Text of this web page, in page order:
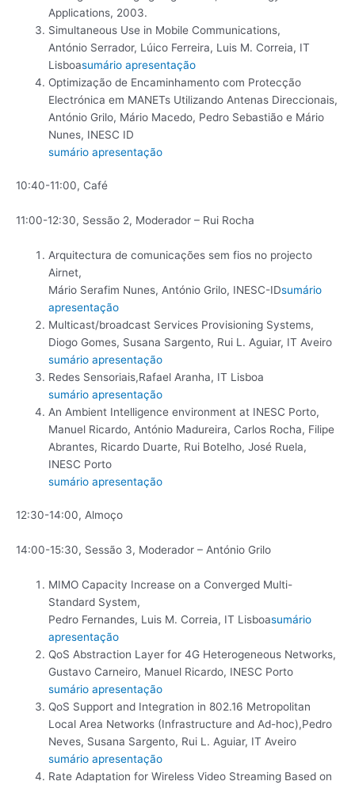
Applications, 2003.
Simultaneous Use in Mobile Communications,
António Serrador, Lúico Ferreira, Luis M. Correia, IT
Lisboasumário apresentação
Optimização de Encaminhamento com Protecção
Electrónica em MANETs Utilizando Antenas Direccionais,
António Grilo, Mário Macedo, Pedro Sebastião e Mário
Nunes, INESC ID
sumário apresentação
10:40-11:00, Café
11:00-12:30, Sessão 2, Moderador – Rui Rocha
Arquitectura de comunicações sem fios no projecto
Airnet,
Mário Serafim Nunes, António Grilo, INESC-IDsumário
apresentação
Multicast/broadcast Services Provisioning Systems,
Diogo Gomes, Susana Sargento, Rui L. Aguiar, IT Aveiro
sumário apresentação
Redes Sensoriais,Rafael Aranha, IT Lisboa
sumário apresentação
An Ambient Intelligence environment at INESC Porto,
Manuel Ricardo, António Madureira, Carlos Rocha, Filipe
Abrantes, Ricardo Duarte, Rui Botelho, José Ruela,
INESC Porto
sumário apresentação
12:30-14:00, Almoço
14:00-15:30, Sessão 3, Moderador – António Grilo
MIMO Capacity Increase on a Converged Multi-
Standard System,
Pedro Fernandes, Luis M. Correia, IT Lisboasumário
apresentação
QoS Abstraction Layer for 4G Heterogeneous Networks,
Gustavo Carneiro, Manuel Ricardo, INESC Porto
sumário apresentação
QoS Support and Integration in 802.16 Metropolitan
Local Area Networks (Infrastructure and Ad-hoc),Pedro
Neves, Susana Sargento, Rui L. Aguiar, IT Aveiro
sumário apresentação
Rate Adaptation for Wireless Video Streaming Based on